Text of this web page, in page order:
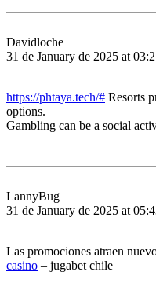
Davidloche
31 de January de 2025 at
https://phtaya.tech/# Resorts
options.
Gambling can be a social
LannyBug
31 de January de 2025 at
Las promociones atraen
casino – jugabet chile